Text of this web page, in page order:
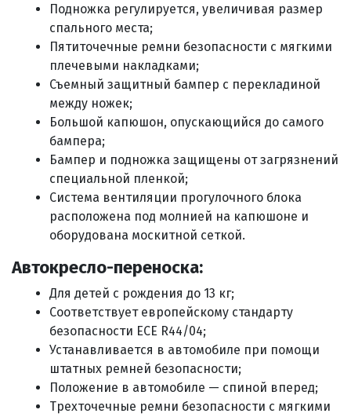
Подножка регулируется, увеличивая размер
спального места;
Пятиточечные ремни безопасности с мягкими
плечевыми накладками;
Съемный защитный бампер с перекладиной
между ножек;
Большой капюшон, опускающийся до самого
бампера;
Бампер и подножка защищены от загрязнений
специальной пленкой;
Система вентиляции прогулочного блока
расположена под молнией на капюшоне и
оборудована москитной сеткой.
Автокресло-переноска:
Для детей с рождения до 13 кг;
Соответствует европейскому стандарту
безопасности ЕСЕ R44/04;
Устанавливается в автомобиле при помощи
штатных ремней безопасности;
Положение в автомобиле — спиной вперед;
Трехточечные ремни безопасности с мягкими